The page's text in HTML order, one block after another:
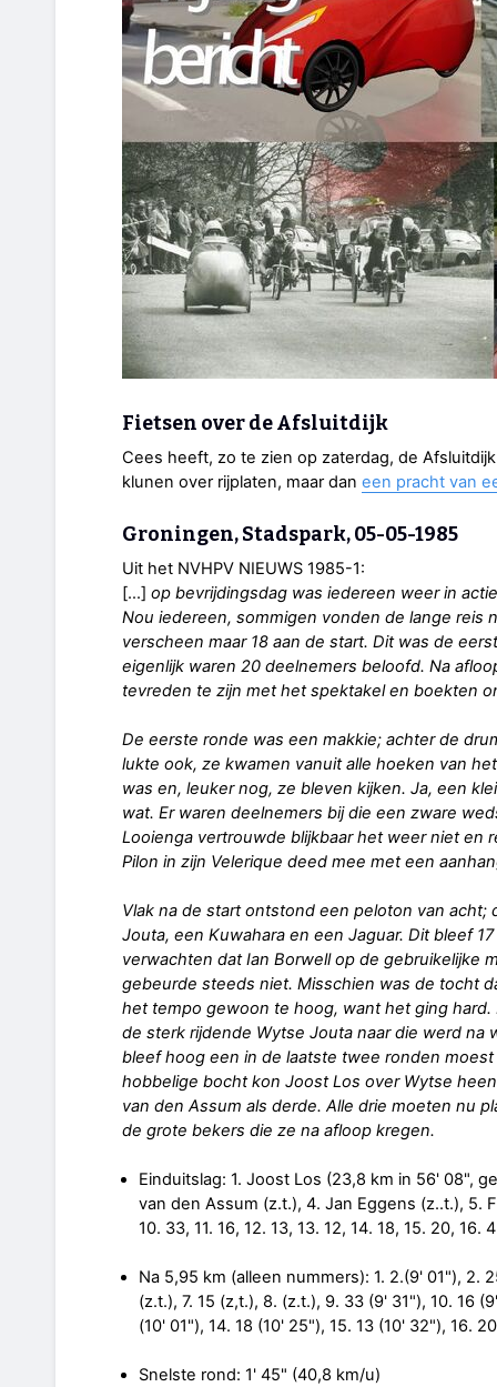
Fietsen over de Afsluitdijk
Cees heeft, zo te zien op zaterdag, de
klunen over rijplaten, maar dan een pracht van
Groningen, Stadspark, 05-05-1985
Uit het NVHPV NIEUWS 1985-1:
[…] op bevrijdingsdag was iedereen weer in
Nou iedereen, sommigen vonden de lange reis
verscheen maar 18 aan de start. Dit was de
eigenlijk waren 20 deelnemers beloofd. Na
tevreden te zijn met het spektakel en boekten
De eerste ronde was een makkie; achter de
lukte ook, ze kwamen vanuit alle hoeken van
was en, leuker nog, ze bleven kijken. Ja, een
wat. Er waren deelnemers bij die een zware
Looienga vertrouwde blijkbaar het weer niet en
Pilon in zijn Velerique deed mee met een
Vlak na de start ontstond een peloton van
Jouta, een Kuwahara en een Jaguar. Dit bleef
verwachten dat Ian Borwell op de gebruikelijke
gebeurde steeds niet. Misschien was de tocht
het tempo gewoon te hoog, want het ging
de sterk rijdende Wytse Jouta naar die werd
bleef hoog een in de laatste twee ronden
hobbelige bocht kon Joost Los over Wytse
van den Assum als derde. Alle drie moeten nu
de grote bekers die ze na afloop kregen.
Einduitslag: 1. Joost Los (23,8 km in 56' 08",
van den Assum (z.t.), 4. Jan Eggens (z..t.), 5.
10. 33, 11. 16, 12. 13, 13. 12, 14. 18, 15. 20, 16.
Na 5,95 km (alleen nummers): 1. 2.(9' 01"), 2.
(z.t.), 7. 15 (z,t.), 8. (z.t.), 9. 33 (9' 31"), 10. 16
(10' 01"), 14. 18 (10' 25"), 15. 13 (10' 32"), 16.
Snelste rond: 1' 45" (40,8 km/u)